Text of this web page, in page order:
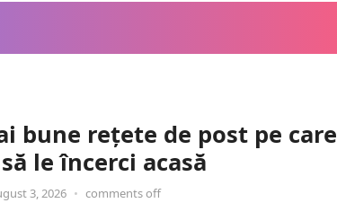
bune rețete de post pe care
le încerci acasă
3, 2026 • comments off